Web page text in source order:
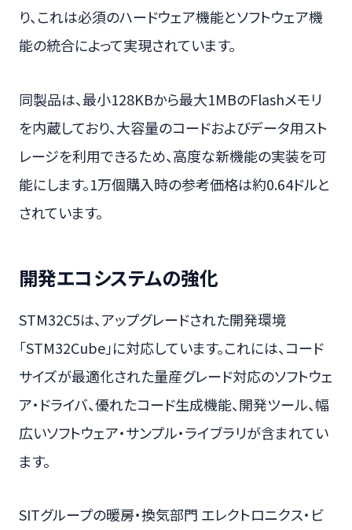
り、これは必須のハードウェア機能とソフトウェア機
能の統合によって実現されています。
同製品は、最小128KBから最大1MBのFlashメモリ
を内蔵しており、大容量のコードおよびデータ用スト
レージを利用できるため、高度な新機能の実装を可
能にします。1万個購入時の参考価格は約0.64ドルと
されています。
開発エコシステムの強化
STM32C5は、アップグレードされた開発環境
「STM32Cube」に対応しています。これには、コード
サイズが最適化された量産グレード対応のソフトウェ
ア・ドライバ、優れたコード生成機能、開発ツール、幅
広いソフトウェア・サンプル・ライブラリが含まれてい
ます。
SITグループの暖房・換気部門 エレクトロニクス・ビ